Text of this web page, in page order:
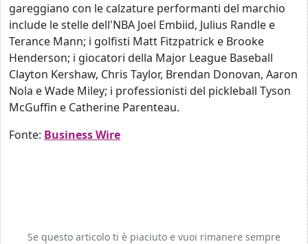
gareggiano con le calzature performanti del marchio
include le stelle dell'NBA Joel Embiid, Julius Randle e
Terance Mann; i golfisti Matt Fitzpatrick e Brooke
Henderson; i giocatori della Major League Baseball
Clayton Kershaw, Chris Taylor, Brendan Donovan, Aaron
Nola e Wade Miley; i professionisti del pickleball Tyson
McGuffin e Catherine Parenteau.
Fonte: Business Wire
Se questo articolo ti è piaciuto e vuoi rimanere sempre